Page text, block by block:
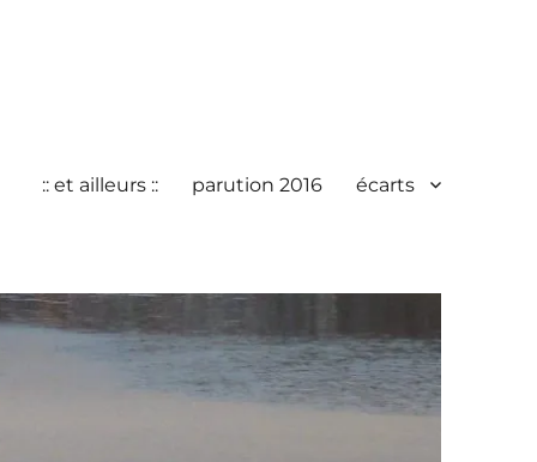
:: et ailleurs :: parution 2016 écarts